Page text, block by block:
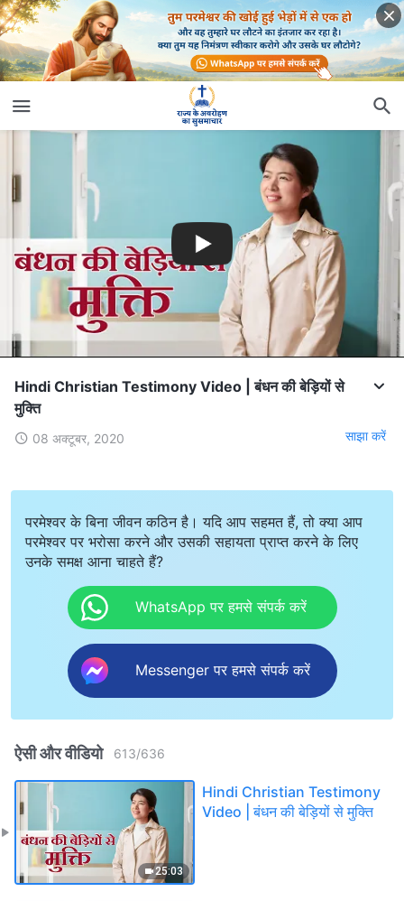
Hindi Christian Testimony Video | बंधन की बेड़ियों से
मुक्ति
08 अक्टूबर, 2020 साझा करें
परमेश्वर के बिना जीवन कठिन है। यदि आप सहमत हैं, तो क्या आप
परमेश्वर पर भरोसा करने और उसकी सहायता प्राप्त करने के लिए
उनके समक्ष आना चाहते हैं?
WhatsApp पर हमसे संपर्क करें
Messenger पर हमसे संपर्क करें
ऐसी और वीडियो 613/636
25:03
Hindi Christian Testimony
Video | बंधन की बेड़ियों से मुक्ति